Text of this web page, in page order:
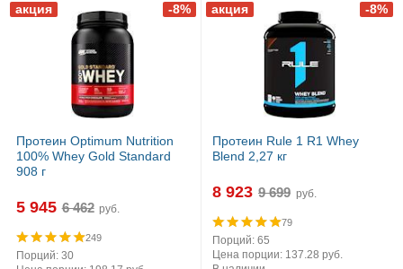
Протеин Optimum Nutrition
100% Whey Gold Standard
908 г
5 945 руб.
249
Порций: 30
Протеин Rule 1 R1 Whey
Blend 2,27 кг
8 923 руб.
79
Порций: 65
Цена порции: 137.28 руб.